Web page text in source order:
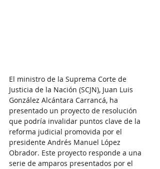
El ministro de la Suprema Corte de
Justicia de la Nación (SCJN), Juan Luis
González Alcántara Carrancá, ha
presentado un proyecto de resolución
que podría invalidar puntos clave de la
reforma judicial promovida por el
presidente Andrés Manuel López
Obrador. Este proyecto responde a una
serie de amparos presentados por el